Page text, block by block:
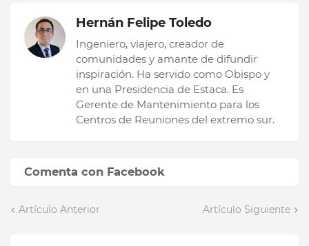
Hernán Felipe Toledo
Ingeniero, viajero, creador de
comunidades y amante de difundir
inspiración. Ha servido como Obispo y
en una Presidencia de Estaca. Es
Gerente de Mantenimiento para los
Centros de Reuniones del extremo sur.
Comenta con Facebook
Artículo Anterior Artículo Siguiente